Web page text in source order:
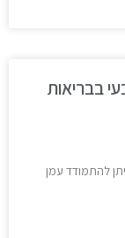
בבריאות
להתמודד עמן